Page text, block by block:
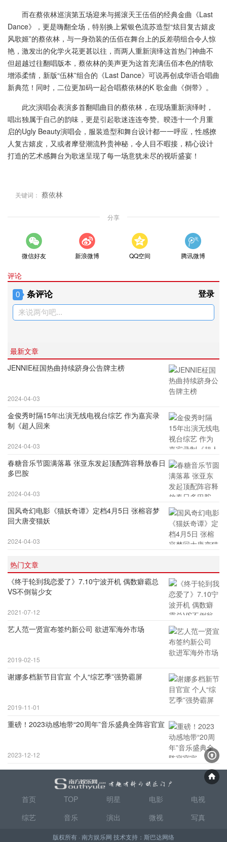
而在蔡依林巡演第五场迎来与摇滚天王伍佰的经典金曲《Last
Dance》，更是嗨翻全场，特别换上紫银色流苏造型“炫目复古嬉皮
风歌姬”的蔡依林，与一身劲装的伍佰在舞台上的反差萌组合令人惊
艳，激发出的化学火花更甚以往，而两人重新演绎这首热门神曲不
但超越过往翻唱版本，蔡依林的美声更为这首充满伍佰本色的情歌
增添柔情，新版“伍林”组合的《Last Dance》可说再创成华语合唱曲
新典范！同时，二位更加码一起合唱蔡依林的K 歌金曲《倒带》。
此次演唱会表演多首翻唱曲目的蔡依林，在现场重新演绎时，
唱出独属于自己的韵味，更是引起歌迷连连夸赞。暌违十一个月重
启的Ugly Beauty演唱会，服装造型和舞台设计都一一呼应，性感撩
人复古嬉皮，又或者摩登潮流矜贵神秘，令人目不暇接，精心设计
打造的艺术感舞台为歌迷呈现了每一场意犹未尽的视听盛宴！
关键词： 蔡依林
分享
微信好友 新浪微博 QQ空间 腾讯微博
评论
0 条评论 登录
来说两句吧...
最新文章
JENNIE柾国热曲持续跻身公告牌主榜
2024-04-03
金俊秀时隔15年出演无线电视台综艺 作为嘉宾录
制《超人回来
2024-04-03
春糖音乐节圆满落幕 张亚东发起顶配阵容释放春日
多巴胺
2024-04-03
国风奇幻电影《猫妖奇谭》定档4月5日 张榕容梦
回大唐变猫妖
2024-04-03
热门文章
《终于轮到我恋爱了》7.10宁波开机 偶数癖霸总
VS不倒翁少女
2021-07-12
艺人范一贤宣布签约新公司 欲进军海外市场
2019-02-15
谢娜多档新节目官宣 个人“综艺季”强势霸屏
2019-11-01
重磅！2023动感地带“20周年”音乐盛典全阵容官宣
2023-12-12
首页 TOP 明星 电影
电视
综艺
音乐 演出 微视 写真
版权所有 · 南方娱乐网 技术支持： 斯巴达网络